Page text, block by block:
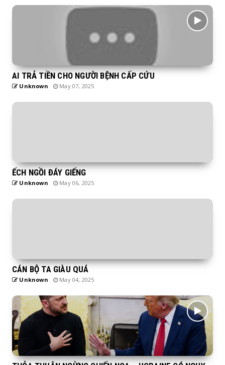
AI TRẢ TIỀN CHO NGƯỜI BỆNH CẤP CỨU
Unknown May 07, 2025
ẾCH NGỒI ĐÁY GIẾNG
Unknown May 06, 2025
CÁN BỘ TA GIÀU QUÁ
Unknown May 04, 2025